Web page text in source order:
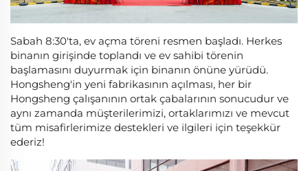
Sabah 8:30'ta, ev açma töreni resmen başladı. Herkes
binanın girişinde toplandı ve ev sahibi törenin
başlamasını duyurmak için binanın önüne yürüdü.
Hongsheng'in yeni fabrikasının açılması, her bir
Hongsheng çalışanının ortak çabalarının sonucudur ve
aynı zamanda müşterilerimizi, ortaklarımızı ve mevcut
tüm misafirlerimize destekleri ve ilgileri için teşekkür
ederiz!